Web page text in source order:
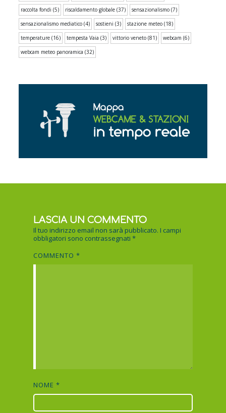
raccolta fondi (5) riscaldamento globale (37) sensazionalismo (7)
sensazionalismo mediatico (4) sostieni (3) stazione meteo (18)
temperature (16) tempesta Vaia (3) vittorio veneto (81) webcam (6)
webcam meteo panoramica (32)
LASCIA UN COMMENTO
Il tuo indirizzo email non sarà pubblicato. I campi
obbligatori sono contrassegnati*
COMMENTO*
NOME*